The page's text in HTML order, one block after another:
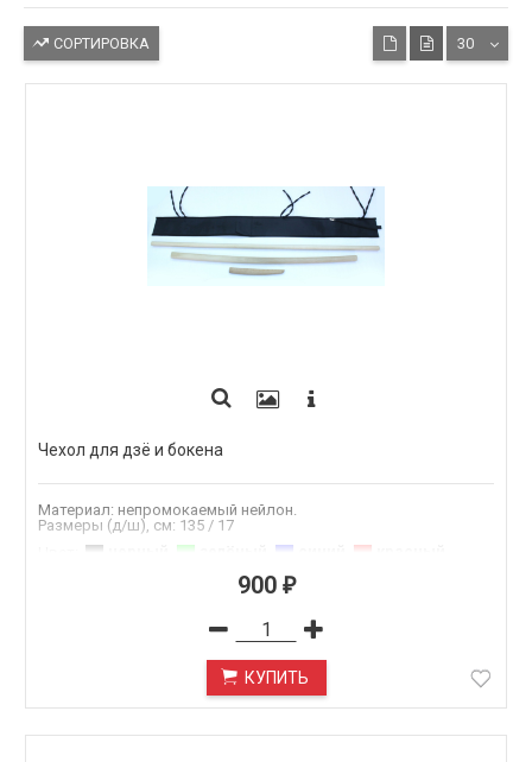
СОРТИРОВКА 30
Чехол для дзё и бокена
Материал: непромокаемый нейлон.
Размеры (д/ш), см: 135 / 17
900 ₽
КУПИТЬ